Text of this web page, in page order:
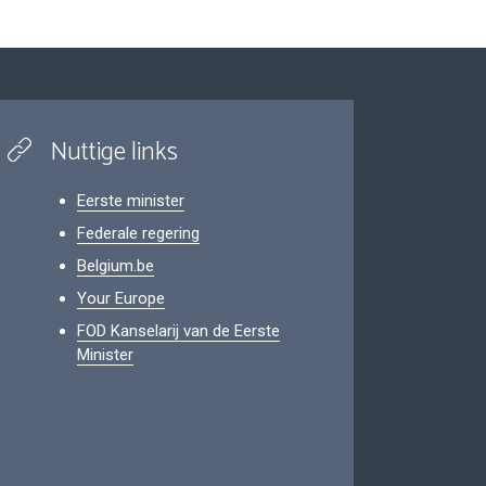
Nuttige links
Eerste minister
Federale regering
Belgium.be
Your Europe
FOD Kanselarij van de Eerste
Minister